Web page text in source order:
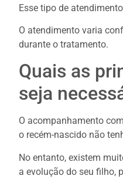
Esse tipo de
O atendimento varia
durante o tratamento.
Quais as
seja
O acompanhamento
o recém-nascido não
No entanto, existem
a evolução do seu filho,